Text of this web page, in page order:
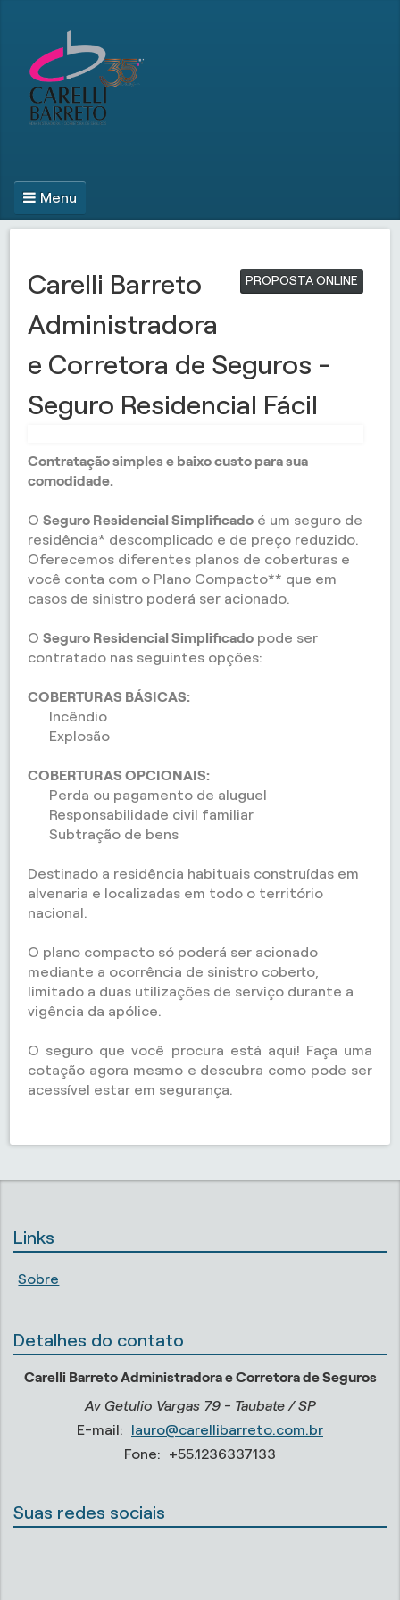
Menu
PROPOSTA ONLINE
Carelli Barreto
Administradora
e Corretora de Seguros -
Seguro Residencial Fácil
Contratação simples e baixo custo para sua
comodidade.
OSeguro Residencial Simplificado é um seguro de
residência* descomplicado e de preço reduzido.
Oferecemos diferentes planos de coberturas e
você conta com o Plano Compacto** que em
casos de sinistro poderá ser acionado.
OSeguro Residencial Simplificado pode ser
contratado nas seguintes opções:
COBERTURAS BÁSICAS:
Incêndio
Explosão
COBERTURAS OPCIONAIS:
Perda ou pagamento de aluguel
Responsabilidade civil familiar
Subtração de bens
Destinado a residência habituais construídas em
alvenaria e localizadas em todo o território
nacional.
O plano compacto só poderá ser acionado
mediante a ocorrência de sinistro coberto,
limitado a duas utilizações de serviço durante a
vigência da apólice.
O seguro que você procura está aqui! Faça uma
cotação agora mesmo e descubra como pode ser
acessível estar em segurança.
Links
Sobre
Detalhes do contato
Carelli Barreto Administradora e Corretora de Seguros
Av Getulio Vargas 79 - Taubate / SP
E-mail:
lauro@carellibarreto.com.br
Fone:
+55.1236337133
Suas redes sociais